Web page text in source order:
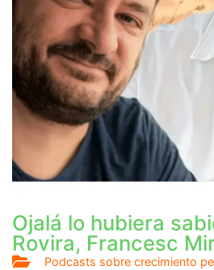
Ojalá lo hubiera
Rovira, Francesc
Podcasts sobre crecimiento